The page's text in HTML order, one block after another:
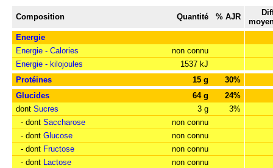
Composition Quantité % AJR
Energie
Energie - Calories
non connu
Energie - kilojoules
1537 kJ
Protéines
15 g
30%
Glucides
64 g
24%
dont Sucres 3 g
3%
- dont Saccharose
non connu
- dont Glucose
non connu
- dont Fructose
non connu
- dont Lactose
non connu